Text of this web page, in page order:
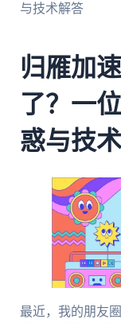
与技术解答
归雁加
了？一
惑与技
最近，我的朋友